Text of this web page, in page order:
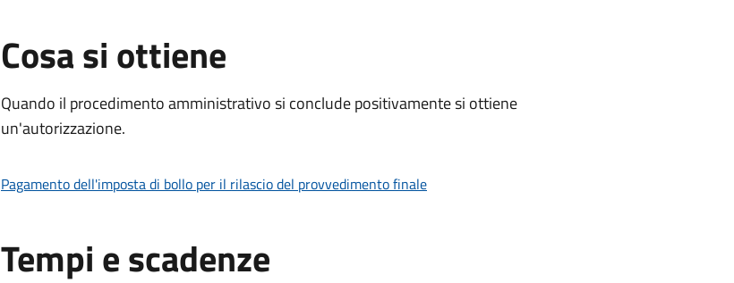
Cosa si ottiene
Quando il procedimento amministrativo si conclude positivamente si ottiene
un'autorizzazione.
Pagamento dell'imposta di bollo per il rilascio del provvedimento finale
Tempi e scadenze